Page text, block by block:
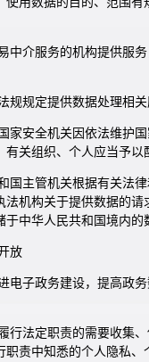
中介服务的机构提供服
规规定提供数据处理相
家安全机关因依法维护
有关组织、个人应当予以
国主管机关根据有关法
法机构关于提供数据的
于中华人民共和国境内的
放
电子政务建设，提高政
行法定职责的需要收集
职责中知悉的个人隐私